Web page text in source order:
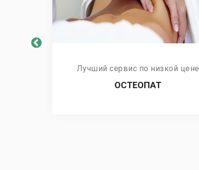
Лучший сервис по низкой цене
ОСТЕОПАТ